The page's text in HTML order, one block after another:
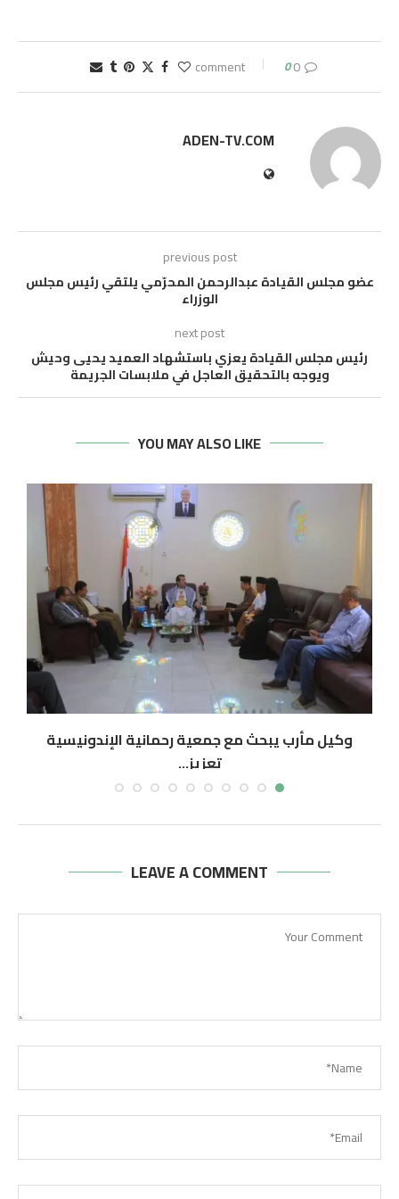
0 comment
0
ADEN-TV.COM
previous post
عضو مجلس القيادة عبدالرحمن المحرّمي يلتقي رئيس مجلس
الوزراء
next post
رئيس مجلس القيادة يعزي باستشهاد العميد يحيى وحيش
ويوجه بالتحقيق العاجل في ملابسات الجريمة
YOU MAY ALSO LIKE
وكيل مأرب يبحث مع جمعية رحمانية الإندونيسية
تعزيز...
أغسطس 6, 2026
LEAVE A COMMENT